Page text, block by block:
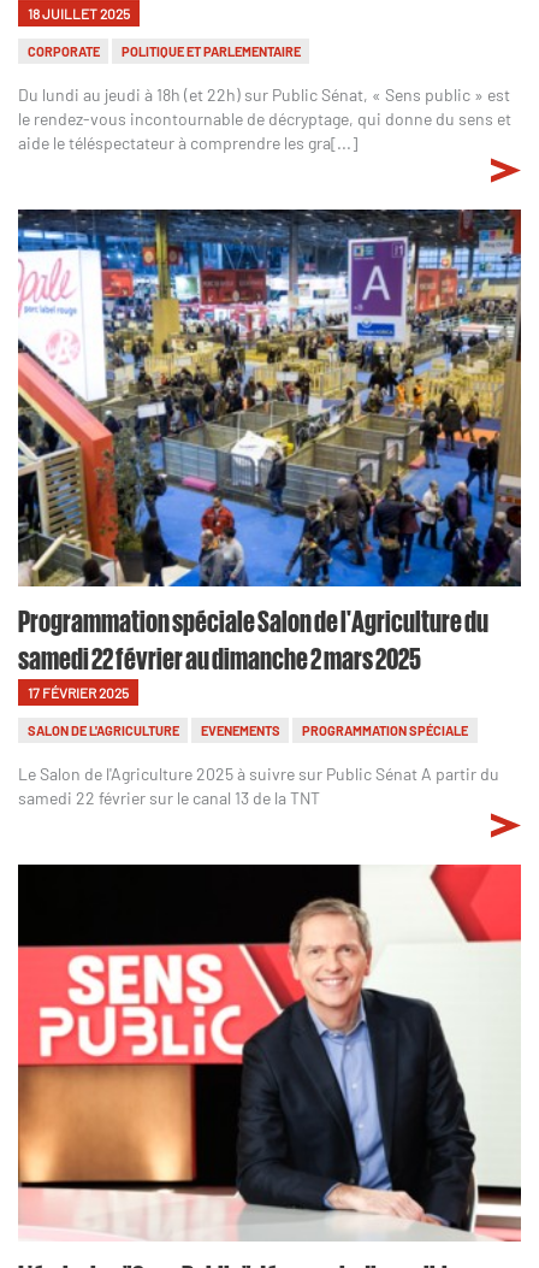
18 JUILLET 2025
CORPORATE POLITIQUE ET PARLEMENTAIRE
Du lundi au jeudi à 18h (et 22h) sur Public Sénat, « Sens public » est
le rendez-vous incontournable de décryptage, qui donne du sens et
aide le téléspectateur à comprendre les gra[...]
Programmation spéciale Salon de l'Agriculture du
samedi 22 février au dimanche 2 mars 2025
17 FÉVRIER 2025
SALON DE L'AGRICULTURE EVENEMENTS PROGRAMMATION SPÉCIALE
Le Salon de l'Agriculture 2025 à suivre sur Public Sénat A partir du
samedi 22 février sur le canal 13 de la TNT